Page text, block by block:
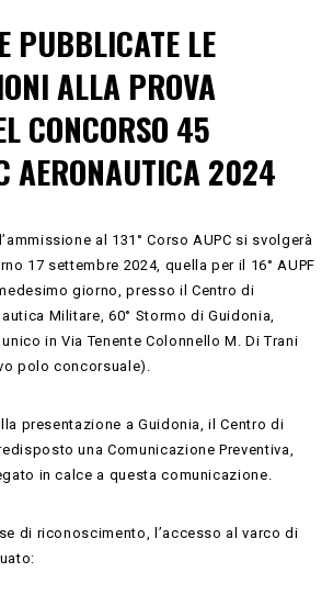
PUBBLICATE LE
ALLA PROVA
CONCORSO 45
AERONAUTICA 2024
al 131° Corso AUPC si svolgerà
17 settembre 2024, quella per il 16° AUPF
giorno, presso il Centro di
Militare, 60° Stormo di Guidonia,
in Via Tenente Colonnello M. Di Trani
polo concorsuale).
presentazione a Guidonia, il Centro di
una Comunicazione Preventiva,
in calce a questa comunicazione.
di riconoscimento, l’accesso al varco di